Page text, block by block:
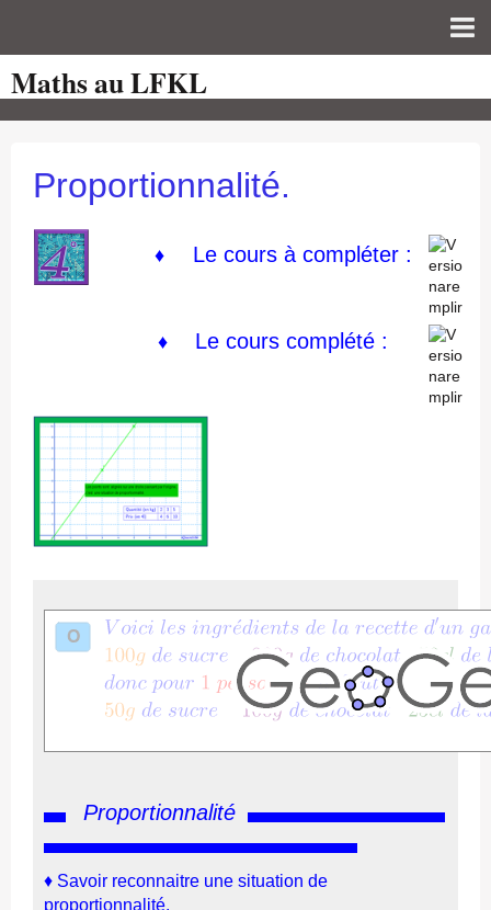
Page d'accueil
Pour les Profs
auto-évaluations
TICE
Sujets de bac
Programmes officiels
Maths au LFKL
Proportionnalité.
♦ Le cours à compléter :
♦ Le cours complété :
Proportionnalité
♦ Savoir reconnaitre une situation de
proportionnalité.